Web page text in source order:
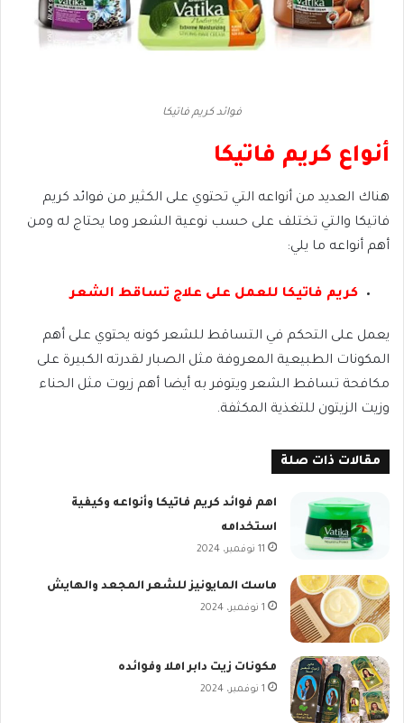
فوائد كريم فاتيكا
أنواع كريم فاتيكا
هناك العديد من أنواعه التي تحتوي على الكثير من فوائد كريم
فاتيكا والتي تختلف على حسب نوعية الشعر وما يحتاج له ومن
أهم أنواعه ما يلي:
كريم فاتيكا للعمل على علاج تساقط الشعر
يعمل على التحكم في التساقط للشعر كونه يحتوي على أهم
المكونات الطبيعية المعروفة مثل الصبار لقدرته الكبيرة على
مكافحة تساقط الشعر ويتوفر به أيضا أهم زيوت مثل الحناء
وزيت الزيتون للتغذية المكثفة.
مقالات ذات صلة
اهم فوائد كريم فاتيكا وأنواعه وكيفية
استخدامه
11 نوفمبر، 2024
ماسك المايونيز للشعر المجعد والهايش
1 نوفمبر، 2024
مكونات زيت دابر املا وفوائده
1 نوفمبر، 2024